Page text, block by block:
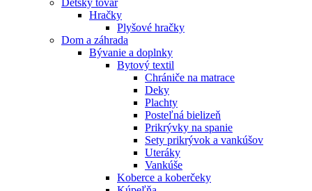
Hračky
Plyšové hračky
Dom a záhrada
Bývanie a doplnky
Bytový textil
Chrániče na matrace
Deky
Plachty
Posteľná bielizeň
Prikrývky na spanie
Sety prikrývok a vankúšov
Uteráky
Vankúše
Koberce a koberčeky